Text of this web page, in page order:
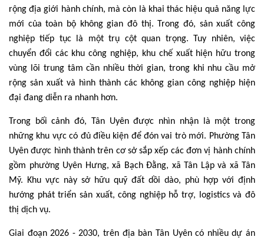
rộng địa giới hành chính, mà còn là khai thác hiệu quả năng lực
mới của toàn bộ không gian đô thị. Trong đó, sản xuất công
nghiệp tiếp tục là một trụ cột quan trọng. Tuy nhiên, việc
chuyển đổi các khu công nghiệp, khu chế xuất hiện hữu trong
vùng lõi trung tâm cần nhiều thời gian, trong khi nhu cầu mở
rộng sản xuất và hình thành các không gian công nghiệp hiện
đại đang diễn ra nhanh hơn.
Trong bối cảnh đó, Tân Uyên được nhìn nhận là một trong
những khu vực có đủ điều kiện để đón vai trò mới. Phường Tân
Uyên được hình thành trên cơ sở sắp xếp các đơn vị hành chính
gồm phường Uyên Hưng, xã Bạch Đằng, xã Tân Lập và xã Tân
Mỹ. Khu vực này sở hữu quỹ đất dồi dào, phù hợp với định
hướng phát triển sản xuất, công nghiệp hỗ trợ, logistics và đô
thị dịch vụ.
Giai đoạn 2026 - 2030, trên địa bàn Tân Uyên có nhiều dự án